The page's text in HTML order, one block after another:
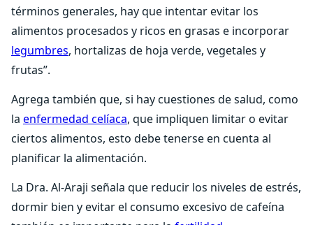
términos generales, hay que intentar evitar los
alimentos procesados y ricos en grasas e incorporar
legumbres, hortalizas de hoja verde, vegetales y
frutas”.
Agrega también que, si hay cuestiones de salud, como
la enfermedad celíaca, que impliquen limitar o evitar
ciertos alimentos, esto debe tenerse en cuenta al
planificar la alimentación.
La Dra. Al-Araji señala que reducir los niveles de estrés,
dormir bien y evitar el consumo excesivo de cafeína